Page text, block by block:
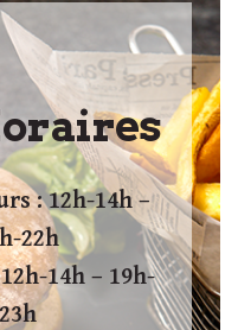
: 12h-14h –
22h
14h – 19h-